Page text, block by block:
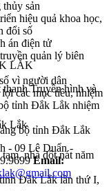
sản
hiệu quả khoa học,
đổi số
án điện tử
quản lý biên
vì người dân
các mục tiêu, nhiệm
tỉnh Đắk Lắk nhiệm
bộ tỉnh Đắk Lắk
nhà dột nát năm
Đắk Lắk lần thứ I,
LẮK
Truyền hình và
Lắk
- 09 Lê Duẩn -
Email: